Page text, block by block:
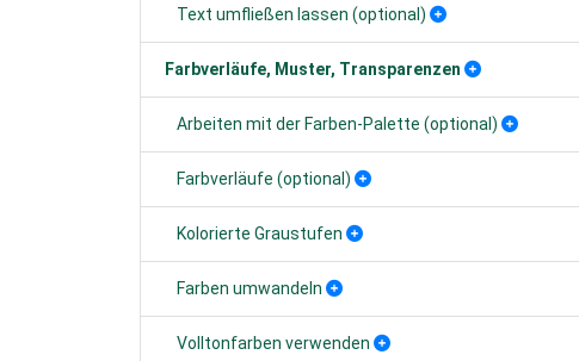
Text umfließen lassen (optional)
Farbverläufe, Muster, Transparenzen
Arbeiten mit der Farben-Palette (optional)
Farbverläufe (optional)
Kolorierte Graustufen
Farben umwandeln
Volltonfarben verwenden